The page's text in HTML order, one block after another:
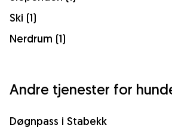
Ski (1)
Nerdrum (1)
Andre tjenester for
Døgnpass i Stabekk